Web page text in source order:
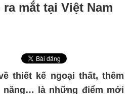
ra mắt tại Việt Nam
thiết kế ngoại thất, thêm
năng… là những điểm mới